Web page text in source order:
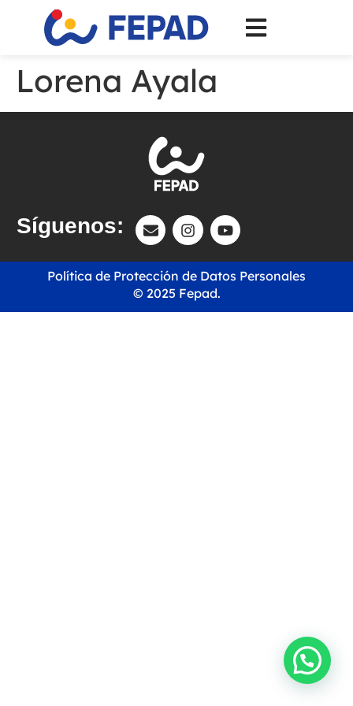
Lorena Ayala
Síguenos:
© 2025 Fepad.
Política de Protección de Datos Personales